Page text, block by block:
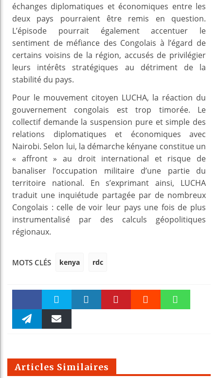
échanges diplomatiques et économiques entre les
deux pays pourraient être remis en question.
L’épisode pourrait également accentuer le
sentiment de méfiance des Congolais à l’égard de
certains voisins de la région, accusés de privilégier
leurs intérêts stratégiques au détriment de la
stabilité du pays.
Pour le mouvement citoyen LUCHA, la réaction du
gouvernement congolais est trop timorée. Le
collectif demande la suspension pure et simple des
relations diplomatiques et économiques avec
Nairobi. Selon lui, la démarche kényane constitue un
« affront » au droit international et risque de
banaliser l’occupation militaire d’une partie du
territoire national. En s’exprimant ainsi, LUCHA
traduit une inquiétude partagée par de nombreux
Congolais : celle de voir leur pays une fois de plus
instrumentalisé par des calculs géopolitiques
régionaux.
MOTS CLÉS kenya rdc
Faceboo Twitter
m
Articles Similaires